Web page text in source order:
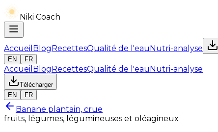
Niki Coach
Accueil BlogRecettesQualité de l'eauNutri-analyse
EN
FR
Accueil BlogRecettesQualité de l'eauNutri-analyse
Télécharger
EN
FR
Banane plantain, crue
fruits, légumes, légumineuses et oléagineux